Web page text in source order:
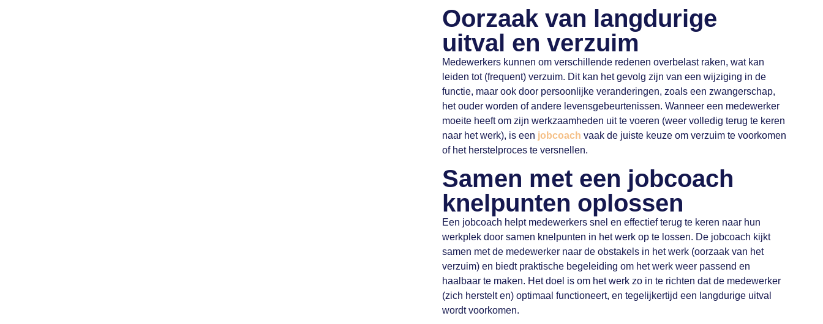
Oorzaak van langdurige
uitval en verzuim
Medewerkers kunnen om verschillende redenen overbelast raken, wat kan
leiden tot (frequent) verzuim. Dit kan het gevolg zijn van een wijziging in de
functie, maar ook door persoonlijke veranderingen, zoals een zwangerschap,
het ouder worden of andere levensgebeurtenissen. Wanneer een medewerker
moeite heeft om zijn werkzaamheden uit te voeren (weer volledig terug te keren
naar het werk), is een jobcoach vaak de juiste keuze om verzuim te voorkomen
of het herstelproces te versnellen.
Samen met een jobcoach
knelpunten oplossen
Een jobcoach helpt medewerkers snel en effectief terug te keren naar hun
werkplek door samen knelpunten in het werk op te lossen. De jobcoach kijkt
samen met de medewerker naar de obstakels in het werk (oorzaak van het
verzuim) en biedt praktische begeleiding om het werk weer passend en
haalbaar te maken. Het doel is om het werk zo in te richten dat de medewerker
(zich herstelt en) optimaal functioneert, en tegelijkertijd een langdurige uitval
wordt voorkomen.